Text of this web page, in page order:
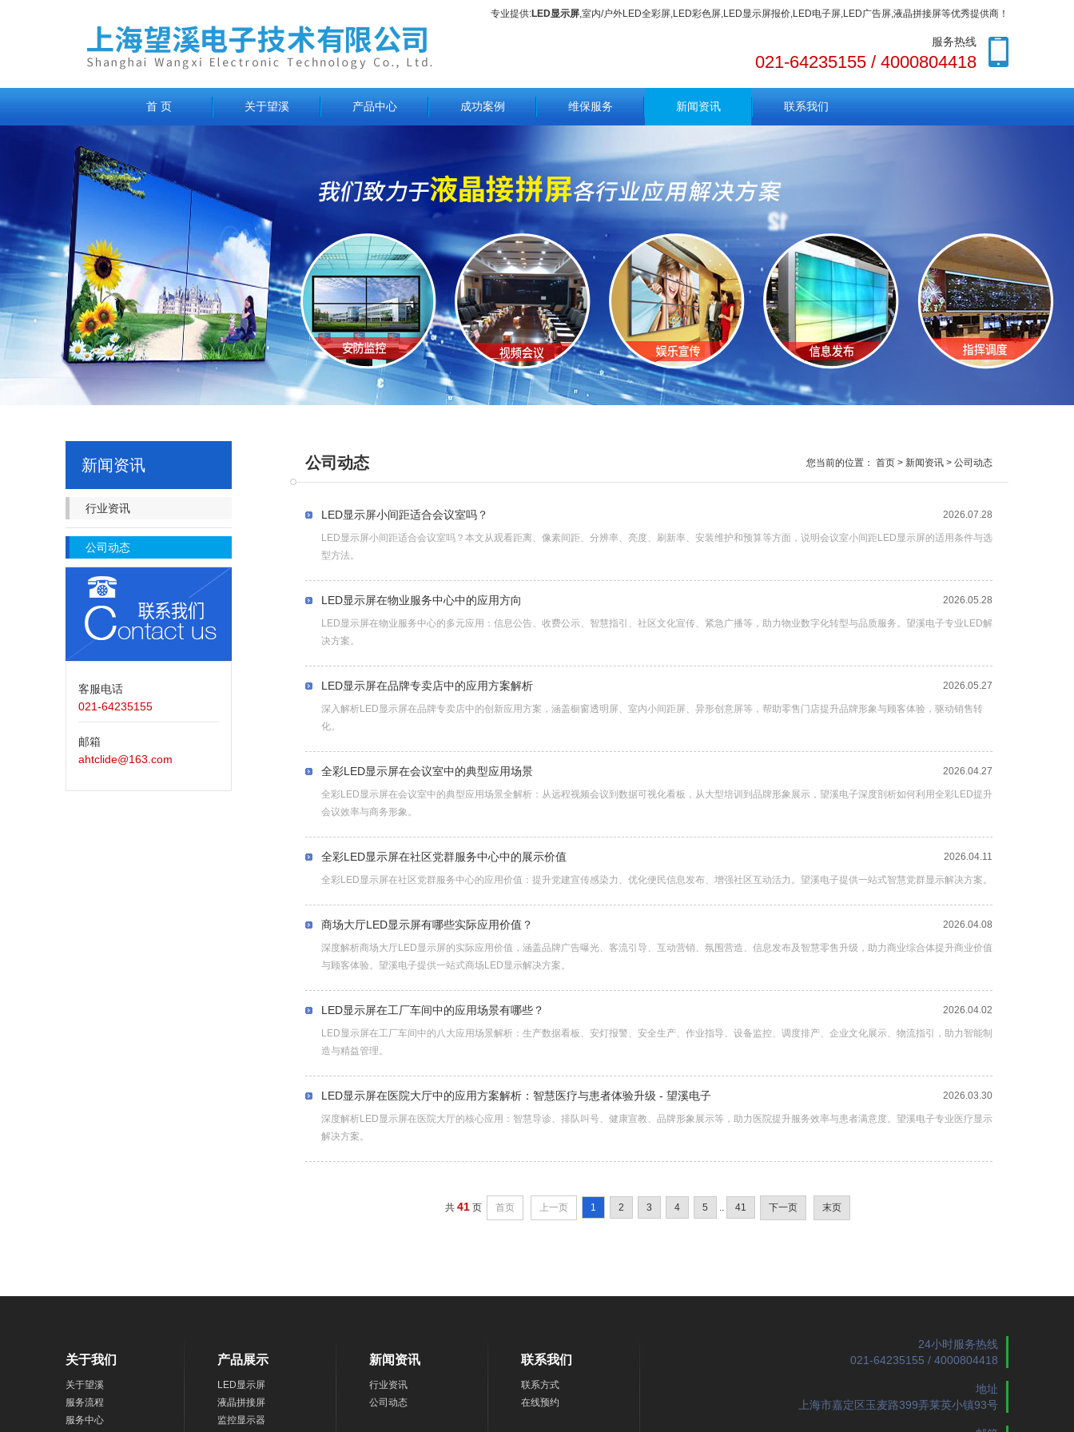
专业提供:LED显示屏,室内/户外LED全彩屏,LED彩色屏,LED显示屏报价,LED电子屏,LED广告屏,液晶拼接屏等优秀提供商！
服务热线
021-64235155 / 4000804418
首 页 关于望溪 产品中心 成功案例 维保服务 新闻资讯 联系我们
新闻资讯
行业资讯
公司动态
客服电话
021-64235155
邮箱
ahtclide@163.com
公司动态 您当前的位置： 首页 > 新闻资讯 > 公司动态
LED显示屏小间距适合会议室吗？ 2026.07.28
LED显示屏小间距适合会议室吗？本文从观看距离、像素间距、分辨率、亮度、刷新率、安装维护和预算等方面，说明会议室小间距LED显示屏的适用条件与选
型方法。
LED显示屏在物业服务中心中的应用方向 2026.05.28
LED显示屏在物业服务中心的多元应用：信息公告、收费公示、智慧指引、社区文化宣传、紧急广播等，助力物业数字化转型与品质服务。望溪电子专业LED解
决方案。
LED显示屏在品牌专卖店中的应用方案解析 2026.05.27
深入解析LED显示屏在品牌专卖店中的创新应用方案，涵盖橱窗透明屏、室内小间距屏、异形创意屏等，帮助零售门店提升品牌形象与顾客体验，驱动销售转
化。
全彩LED显示屏在会议室中的典型应用场景 2026.04.27
全彩LED显示屏在会议室中的典型应用场景全解析：从远程视频会议到数据可视化看板，从大型培训到品牌形象展示，望溪电子深度剖析如何利用全彩LED提升
会议效率与商务形象。
全彩LED显示屏在社区党群服务中心中的展示价值 2026.04.11
全彩LED显示屏在社区党群服务中心的应用价值：提升党建宣传感染力、优化便民信息发布、增强社区互动活力。望溪电子提供一站式智慧党群显示解决方案。
商场大厅LED显示屏有哪些实际应用价值？ 2026.04.08
深度解析商场大厅LED显示屏的实际应用价值，涵盖品牌广告曝光、客流引导、互动营销、氛围营造、信息发布及智慧零售升级，助力商业综合体提升商业价值
与顾客体验。望溪电子提供一站式商场LED显示解决方案。
LED显示屏在工厂车间中的应用场景有哪些？ 2026.04.02
LED显示屏在工厂车间中的八大应用场景解析：生产数据看板、安灯报警、安全生产、作业指导、设备监控、调度排产、企业文化展示、物流指引，助力智能制
造与精益管理。
LED显示屏在医院大厅中的应用方案解析：智慧医疗与患者体验升级 - 望溪电子 2026.03.30
深度解析LED显示屏在医院大厅的核心应用：智慧导诊、排队叫号、健康宣教、品牌形象展示等，助力医院提升服务效率与患者满意度。望溪电子专业医疗显示
解决方案。
共 41 页 首页 上一页 1 2 3 4 5 .. 41 下一页 末页
关于我们
关于望溪
服务流程
服务中心
产品展示
LED显示屏
液晶拼接屏
监控显示器
新闻资讯
行业资讯
公司动态
联系我们
联系方式
在线预约
24小时服务热线
021-64235155 / 4000804418
地址
上海市嘉定区玉麦路399弄莱英小镇93号